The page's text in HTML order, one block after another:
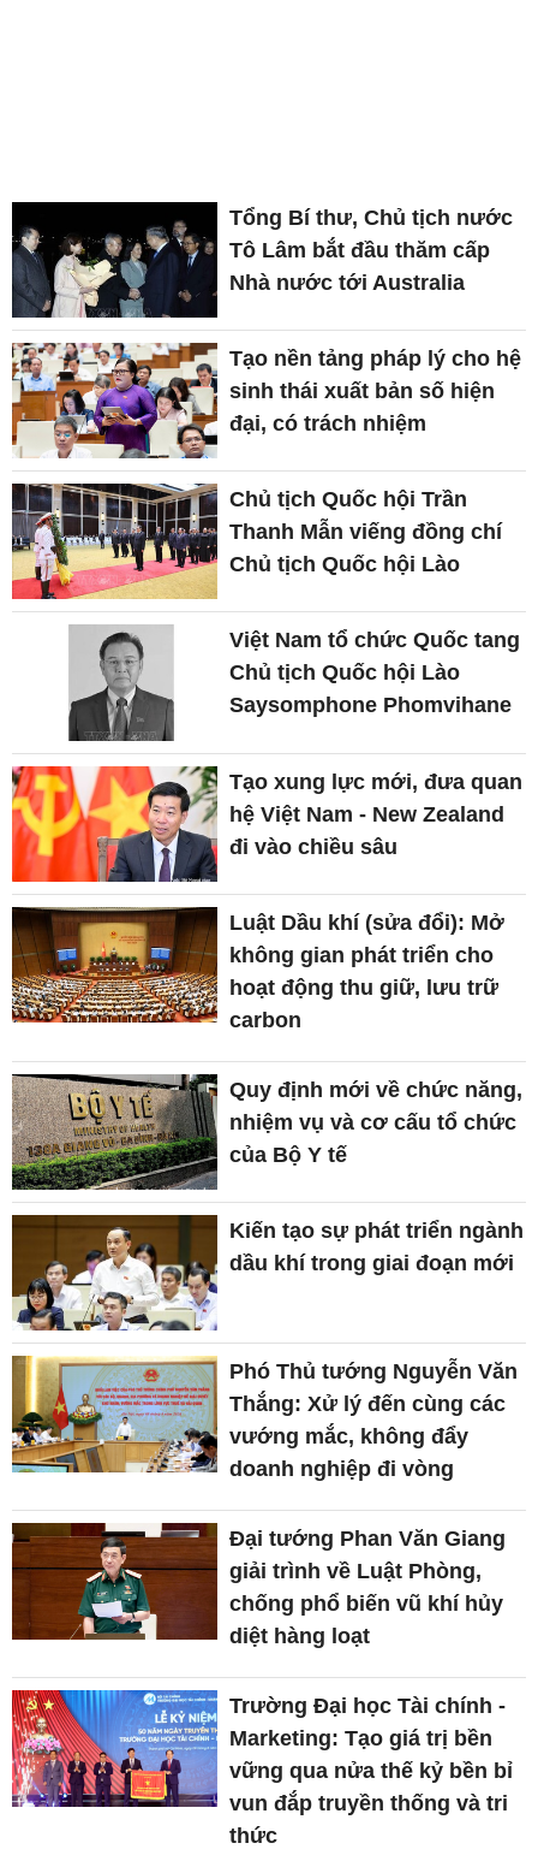
Tổng Bí thư, Chủ tịch nước
Tô Lâm bắt đầu thăm cấp
Nhà nước tới Australia
Tạo nền tảng pháp lý cho hệ
sinh thái xuất bản số hiện
đại, có trách nhiệm
Chủ tịch Quốc hội Trần
Thanh Mẫn viếng đồng chí
Chủ tịch Quốc hội Lào
Việt Nam tổ chức Quốc tang
Chủ tịch Quốc hội Lào
Saysomphone Phomvihane
Tạo xung lực mới, đưa quan
hệ Việt Nam - New Zealand
đi vào chiều sâu
Luật Dầu khí (sửa đổi): Mở
không gian phát triển cho
hoạt động thu giữ, lưu trữ
carbon
Quy định mới về chức năng,
nhiệm vụ và cơ cấu tổ chức
của Bộ Y tế
Kiến tạo sự phát triển ngành
dầu khí trong giai đoạn mới
Phó Thủ tướng Nguyễn Văn
Thắng: Xử lý đến cùng các
vướng mắc, không đẩy
doanh nghiệp đi vòng
Đại tướng Phan Văn Giang
giải trình về Luật Phòng,
chống phổ biến vũ khí hủy
diệt hàng loạt
Trường Đại học Tài chính -
Marketing: Tạo giá trị bền
vững qua nửa thế kỷ bền bỉ
vun đắp truyền thống và tri
thức